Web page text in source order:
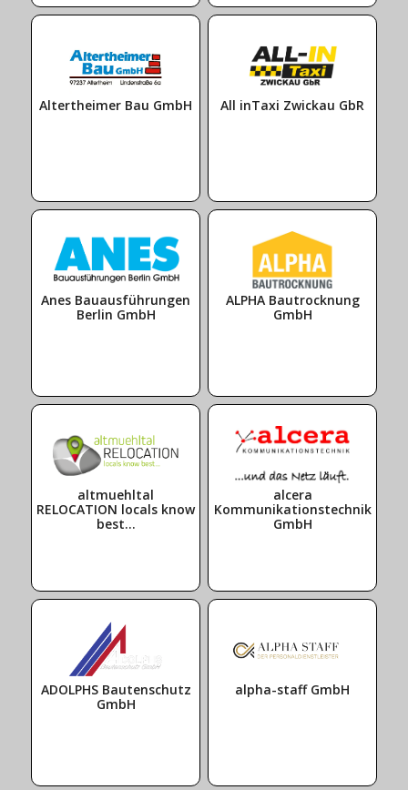
Altertheimer Bau GmbH All inTaxi Zwickau GbR
Anes Bauausführungen
Berlin GmbH
ALPHA Bautrocknung
GmbH
altmuehltal
RELOCATION locals know
best...
alcera
Kommunikationstechnik
GmbH
ADOLPHS Bautenschutz
GmbH
alpha-staff GmbH